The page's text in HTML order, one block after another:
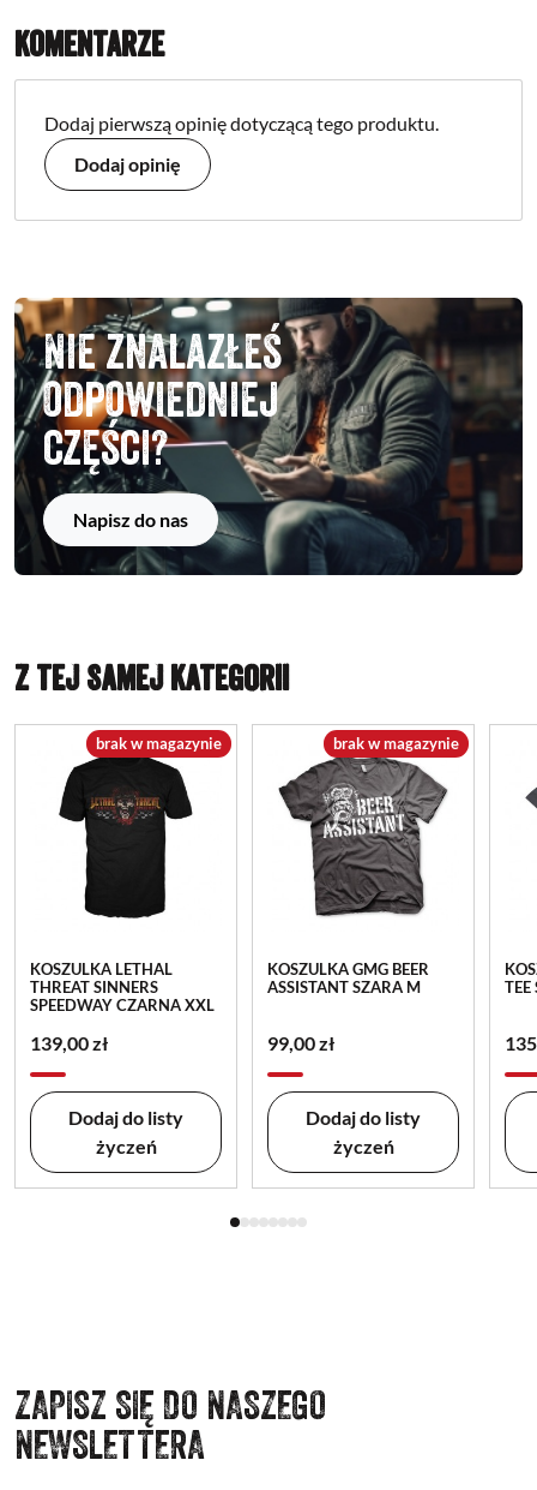
Komentarze
Dodaj pierwszą opinię dotyczącą tego produktu.
Dodaj opinię
Nie znalazłeś
odpowiedniej
części?
Napisz do nas
Z TEJ SAMEJ KATEGORII
brak w magazynie
KOSZULKA LETHAL
THREAT SINNERS
SPEEDWAY CZARNA XXL
139,00 zł
Dodaj do listy
życzeń
brak w magazynie
KOSZULKA GMG BEER
ASSISTANT SZARA M
99,00 zł
Dodaj do listy
życzeń
ZAPISZ SIĘ DO NASZEGO
NEWSLETTERA